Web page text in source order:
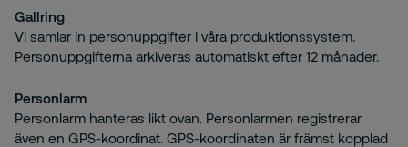
Gallring
Vi samlar in personuppgifter i våra produktionssystem.
Personuppgifterna arkiveras automatiskt efter 12 månader.
Personlarm
Personlarm hanteras likt ovan. Personlarmen registrerar
även en GPS-koordinat. GPS-koordinaten är främst kopplad